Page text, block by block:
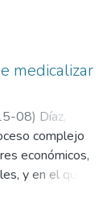
medicalizar
08) Díaz,
complejo
económicos,
y en el que
de